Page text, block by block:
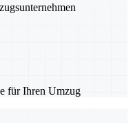
für Ihren Umzug